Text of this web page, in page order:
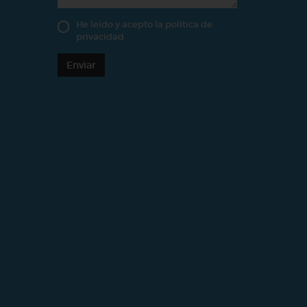
He leído y acepto la política de
privacidad
Enviar